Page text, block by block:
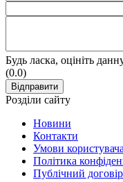
Будь ласка, оцініть
(0.0)
Розділи сайту
Новини
Контакти
Умови користувача
Політика
Публічний